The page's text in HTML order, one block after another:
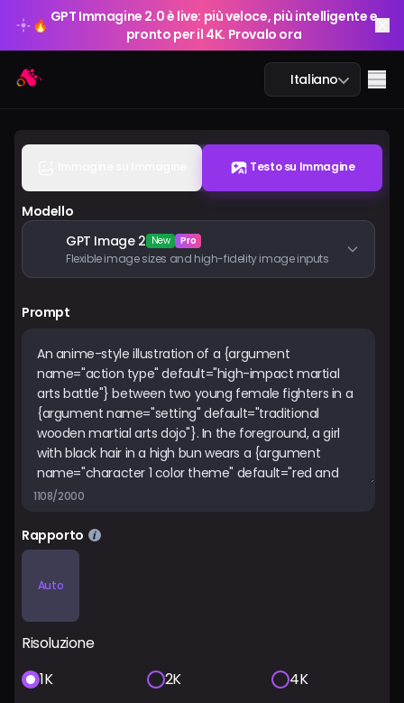
🔥 GPT Immagine 2.0 è live: più veloce, più intelligente e
pronto per il 4K. Provalo ora
Italiano
Chat AI
AI Studio
Immagine AI
Video AI
Strumenti AI
Prezzi
Accedi
🔥
GPT Immagine 2.0 è live: più veloce, più intelligente e
Testo su Immagine
Modello
GPT Image 2 New Pro
Flexible image sizes and high-fidelity image inputs
Prompt
1108/2000
Rapporto
Auto
Risoluzione
1K
2K 4K